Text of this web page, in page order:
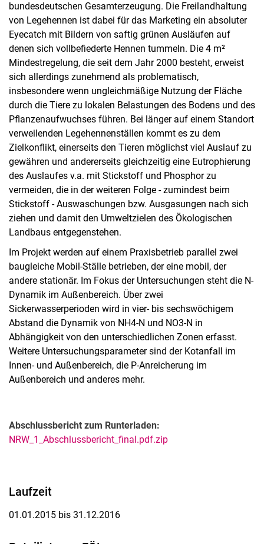
bundesdeutschen Gesamterzeugung. Die Freilandhaltung
von Legehennen ist dabei für das Marketing ein absoluter
Eyecatch mit Bildern von saftig grünen Ausläufen auf
denen sich vollbefiederte Hennen tummeln. Die 4 m²
Mindestregelung, die seit dem Jahr 2000 besteht, erweist
sich allerdings zunehmend als problematisch,
insbesondere wenn ungleichmäßige Nutzung der Fläche
durch die Tiere zu lokalen Belastungen des Bodens und des
Pflanzenaufwuchses führen. Bei länger auf einem Standort
verweilenden Legehennenställen kommt es zu dem
Zielkonflikt, einerseits den Tieren möglichst viel Auslauf zu
gewähren und andererseits gleichzeitig eine Eutrophierung
des Auslaufes v.a. mit Stickstoff und Phosphor zu
vermeiden, die in der weiteren Folge - zumindest beim
Stickstoff - Auswaschungen bzw. Ausgasungen nach sich
ziehen und damit den Umweltzielen des Ökologischen
Landbaus entgegenstehen.
Im Projekt werden auf einem Praxisbetrieb parallel zwei
baugleiche Mobil-Ställe betrieben, der eine mobil, der
andere stationär. Im Fokus der Untersuchungen steht die N-
Dynamik im Außenbereich. Über zwei
Sickerwasserperioden wird in vier- bis sechswöchigem
Abstand die Dynamik von NH4-N und NO3-N in
Abhängigkeit von den unterschiedlichen Zonen erfasst.
Weitere Untersuchungsparameter sind der Kotanfall im
Innen- und Außenbereich, die P-Anreicherung im
Außenbereich und anderes mehr.
Abschlussbericht zum Runterladen:
NRW_1_Abschlussbericht_final.pdf.zip
Laufzeit
01.01.2015 bis 31.12.2016